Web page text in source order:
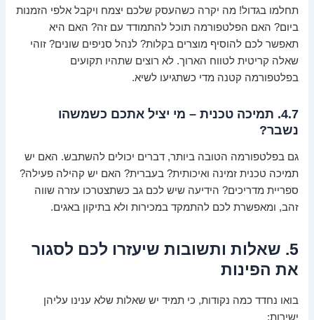
תחלמו בגדול! מה יקרה כשהעסק שלכם יצמח ויקבל אלפי הזמנות
ביום? האם הפלטפורמה תוכל להתמודד עם זה? האם היא
תאפשר לכם להוסיף מוצרים בקלות? לנהל סניפים שונים? זוהי
שאלה קריטית לטווח הארוך. לא רוצים שתהיו תקועים
בפלטפורמה קטנה מדי כשתגיעו לשיא.
4.7. תמיכה טכנית – מי יציל אתכם כשמשהו
נשבר?
גם בפלטפורמה הטובה ביותר, דברים יכולים להשתבש. האם יש
תמיכה טכנית זמינה ואיכותית? בעברית? האם יש קהילה פעילה?
ספריית מדריכים? הידיעה שיש לכם גב כשתצטרכו עזרה שווה
זהב, ומאפשרת לכם להתמקד במכירות ולא בתיקון באגים.
5. שאלות ותשובות שיעזרו לכם לסגור
את הפינות
בואו נחדד כמה נקודות, כי תמיד יש שאלות שלא ענינו עליהן
ישירות: